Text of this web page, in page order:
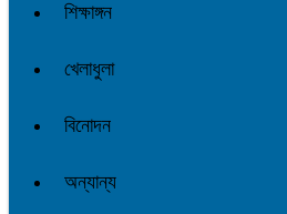
শিক্ষাঙ্গন
খেলাধুলা
বিনোদন
অন্যান্য